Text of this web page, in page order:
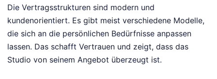
Die Vertragsstrukturen sind modern und
kundenorientiert. Es gibt meist verschiedene Modelle,
die sich an die persönlichen Bedürfnisse anpassen
lassen. Das schafft Vertrauen und zeigt, dass das
Studio von seinem Angebot überzeugt ist.